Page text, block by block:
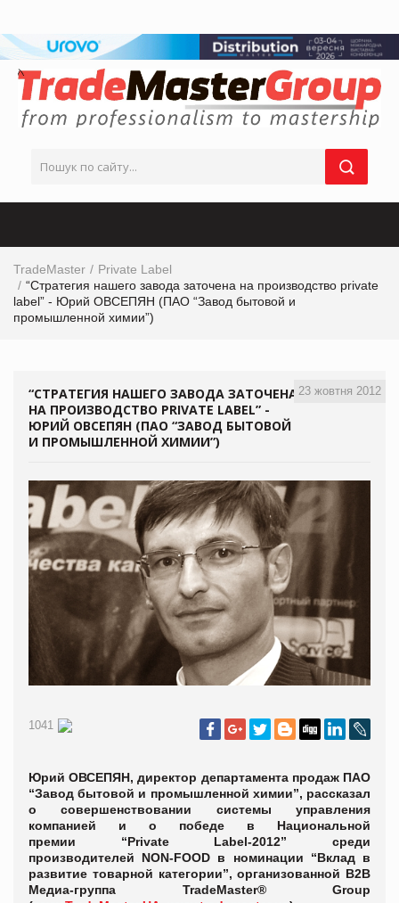
TradeMaster
Private Label
“Стратегия нашего завода заточена на производство private
label” - Юрий ОВСЕПЯН (ПАО “Завод бытовой и
промышленной химии”)
23 жовтня 2012
“СТРАТЕГИЯ НАШЕГО ЗАВОДА ЗАТОЧЕНА
НА ПРОИЗВОДСТВО PRIVATE LABEL” -
ЮРИЙ ОВСЕПЯН (ПАО “ЗАВОД БЫТОВОЙ
И ПРОМЫШЛЕННОЙ ХИМИИ”)
1041
Юрий ОВСЕПЯН, директор департамента продаж ПАО
“Завод бытовой и промышленной химии”, рассказал
о совершенствовании системы управления
компанией и о победе в Национальной
премии
“Private Label-2012” среди
производителей NON-FOOD в номинации “Вклад в
развитие товарной категории”, организованной B2B
Медиа-группа TradeMaster® Group